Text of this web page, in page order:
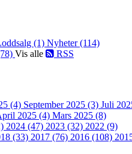
(1) Nyheter (114)
Vis alle RSS
(4) September 2025 (3) Juli
2025 (4) Mars 2025 (8)
2024 (47) 2023 (32) 2022 (9)
(33) 2017 (76) 2016 (108)